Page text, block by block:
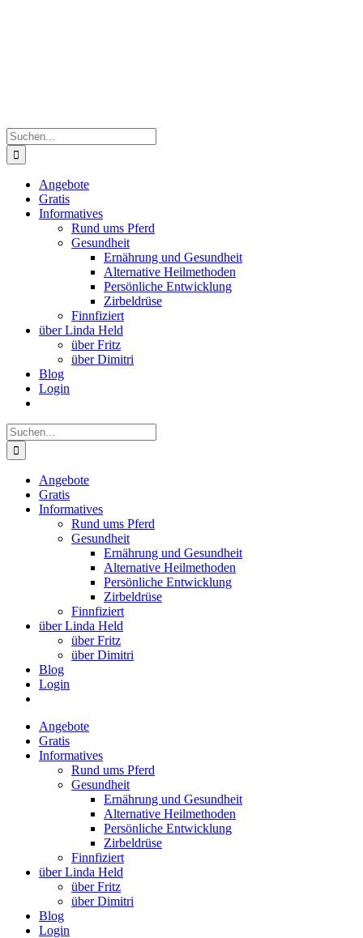
Suche
nach:
Angebote
Gratis
Informatives
Rund ums Pferd
Gesundheit
Ernährung und Gesundheit
Alternative Heilmethoden
Persönliche Entwicklung
Zirbeldrüse
Finnfiziert
über Linda Held
über Fritz
über Dimitri
Blog
Login
Suche
nach:
Angebote
Gratis
Informatives
Rund ums Pferd
Gesundheit
Ernährung und Gesundheit
Alternative Heilmethoden
Persönliche Entwicklung
Zirbeldrüse
Finnfiziert
über Linda Held
über Fritz
über Dimitri
Blog
Login
Angebote
Gratis
Informatives
Rund ums Pferd
Gesundheit
Ernährung und Gesundheit
Alternative Heilmethoden
Persönliche Entwicklung
Zirbeldrüse
Finnfiziert
über Linda Held
über Fritz
über Dimitri
Blog
Login